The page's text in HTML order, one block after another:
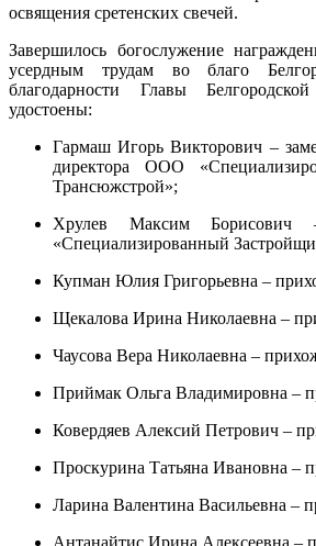
освящения сретенских свечей.
Завершилось богослужение
усердным трудам во благо
благодарности Главы
удостоены:
Гармаш Игорь Викторович –
директора ООО
Трансюжстрой»;
Хрулев Максим
«Специализированный
Купман Юлия Григорьевна –
Щекалова Ирина Николаевна –
Чаусова Вера Николаевна –
Приймак Ольга Владимировна –
Ковердяев Алексий Петрович –
Проскурина Татьяна Ивановна –
Ларина Валентина Васильевна –
Антанайтис Ирина Алексеевна –